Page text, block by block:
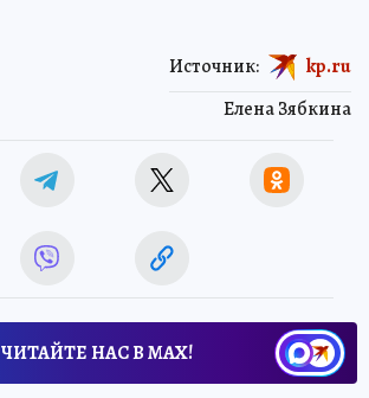
Елена Зябкина
Источник: kp.ru
ЧИТАЙТЕ НАС В МАХ!